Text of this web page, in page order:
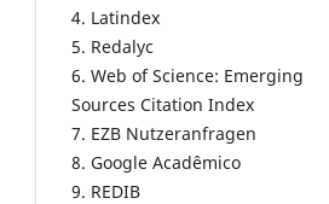
4. Latindex
5. Redalyc
6. Web of Science: Emerging
Sources Citation Index
7. EZB Nutzeranfragen
8. Google Acadêmico
9. REDIB